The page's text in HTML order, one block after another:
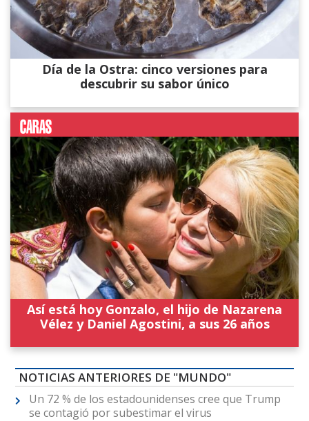
Día de la Ostra: cinco versiones para
descubrir su sabor único
Así está hoy Gonzalo, el hijo de Nazarena
Vélez y Daniel Agostini, a sus 26 años
NOTICIAS ANTERIORES DE "MUNDO"
Un 72 % de los estadounidenses cree que Trump
se contagió por subestimar el virus